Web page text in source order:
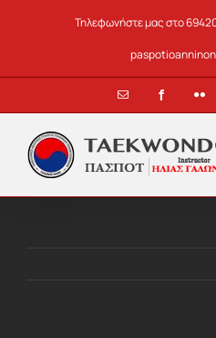
Τηλεφωνήστε μας στο
Email Facebook